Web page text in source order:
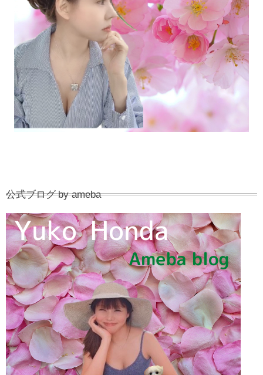
公式ブログ by ameba